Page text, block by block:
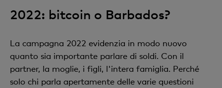
2022: bitcoin o Barbados?
La campagna 2022 evidenzia in modo nuovo
quanto sia importante parlare di soldi. Con il
partner, la moglie, i figli, l'intera famiglia. Perché
solo chi parla apertamente delle varie questioni